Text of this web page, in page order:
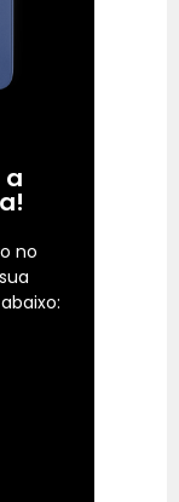
a
no